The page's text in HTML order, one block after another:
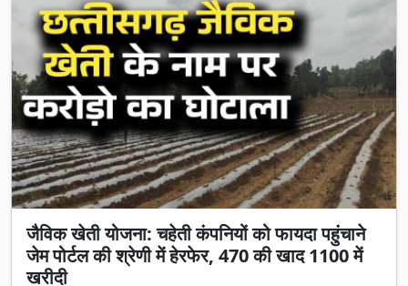
जैविक खेती योजना: चहेती कंपनियों को फायदा पहुंचाने
जेम पोर्टल की श्रेणी में हेरफेर, 470 की खाद 1100 में
खरीदी